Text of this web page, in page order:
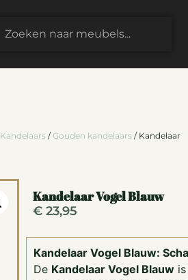
Kandelaars /Gouden kandelaars / Kandelaar
Kandelaar Vogel Blauw
€23,95
Kandelaar Vogel Blauw:
De Kandelaar Vogel Blauwis